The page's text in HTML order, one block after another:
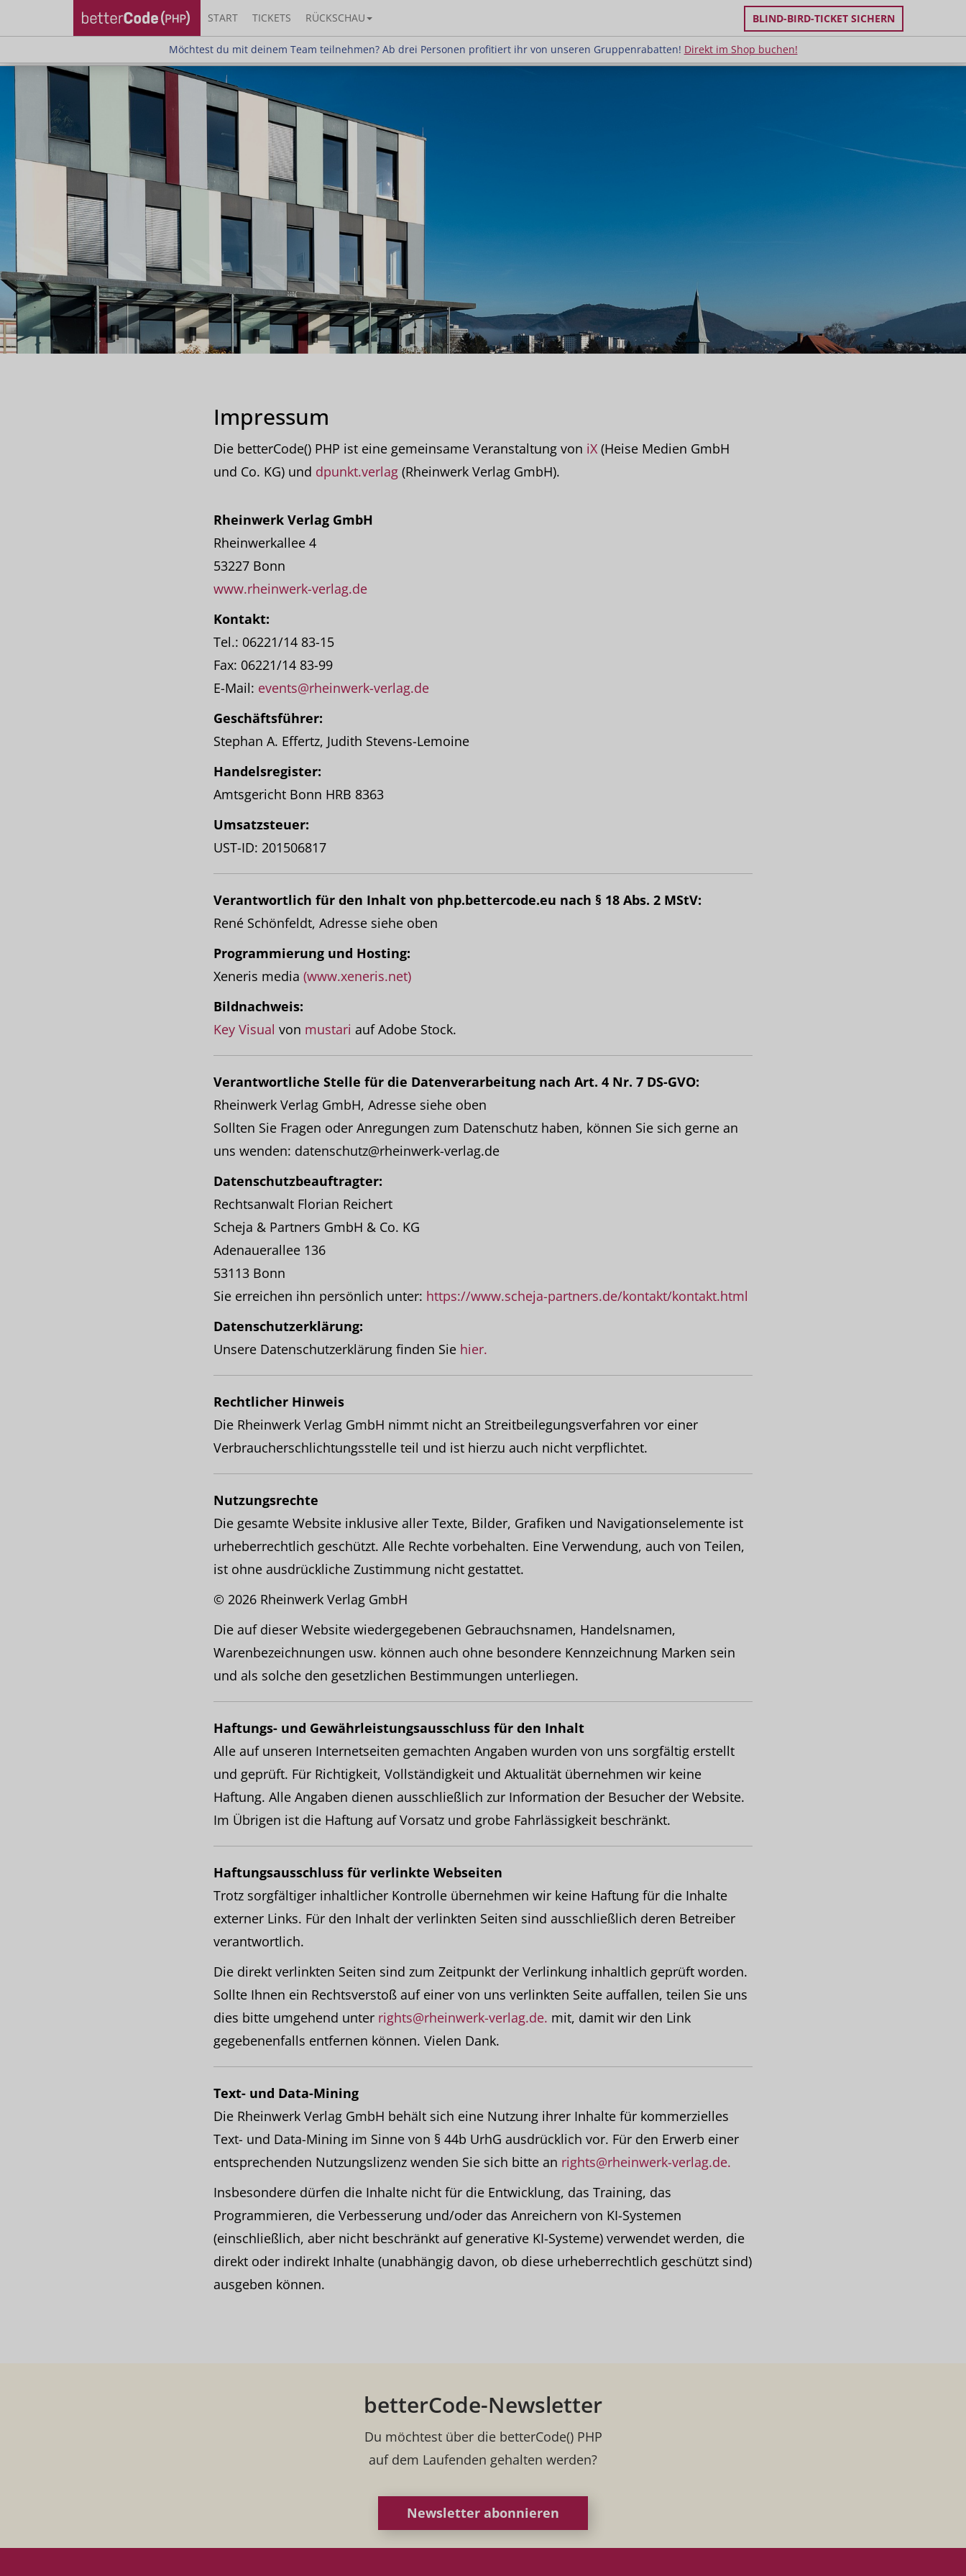
START TICKETS RÜCKSCHAU BLIND-BIRD-TICKET SICHERN
Möchtest du mit deinem Team teilnehmen? Ab drei Personen profitiert ihr von unseren Gruppenrabatten! Direkt im Shop buchen!
Möchtest du mit deinem Team teilnehmen? Ab drei Personen profitiert ihr von unseren Gruppenrabatten!Direkt im Shop buchen!
Impressum
Die betterCode() PHP ist eine gemeinsame Veranstaltung von iX (Heise Medien GmbH
und Co. KG) und dpunkt.verlag (Rheinwerk Verlag GmbH).
Rheinwerk Verlag GmbH
Rheinwerkallee 4
53227 Bonn
www.rheinwerk-verlag.de
Kontakt:
Tel.: 06221/14 83-15
Fax: 06221/14 83-99
E-Mail: events@rheinwerk-verlag.de
Geschäftsführer:
Stephan A. Effertz, Judith Stevens-Lemoine
Handelsregister:
Amtsgericht Bonn HRB 8363
Umsatzsteuer:
UST-ID: 201506817
Verantwortlich für den Inhalt von php.bettercode.eu nach § 18 Abs. 2 MStV:
René Schönfeldt, Adresse siehe oben
Programmierung und Hosting:
Xeneris media (www.xeneris.net)
Bildnachweis:
Key Visual von mustari auf Adobe Stock.
Verantwortliche Stelle für die Datenverarbeitung nach Art. 4 Nr. 7 DS-GVO:
Rheinwerk Verlag GmbH, Adresse siehe oben
Sollten Sie Fragen oder Anregungen zum Datenschutz haben, können Sie sich gerne an
uns wenden: datenschutz@rheinwerk-verlag.de
Datenschutzbeauftragter:
Rechtsanwalt Florian Reichert
Scheja & Partners GmbH & Co. KG
Adenauerallee 136
53113 Bonn
Sie erreichen ihn persönlich unter: https://www.scheja-partners.de/kontakt/kontakt.html
Datenschutzerklärung:
Unsere Datenschutzerklärung finden Sie hier.
Rechtlicher Hinweis
Die Rheinwerk Verlag GmbH nimmt nicht an Streitbeilegungsverfahren vor einer
Verbraucherschlichtungsstelle teil und ist hierzu auch nicht verpflichtet.
Nutzungsrechte
Die gesamte Website inklusive aller Texte, Bilder, Grafiken und Navigationselemente ist
urheberrechtlich geschützt. Alle Rechte vorbehalten. Eine Verwendung, auch von Teilen,
ist ohne ausdrückliche Zustimmung nicht gestattet.
© 2026 Rheinwerk Verlag GmbH
Die auf dieser Website wiedergegebenen Gebrauchsnamen, Handelsnamen,
Warenbezeichnungen usw. können auch ohne besondere Kennzeichnung Marken sein
und als solche den gesetzlichen Bestimmungen unterliegen.
Haftungs- und Gewährleistungsausschluss für den Inhalt
Alle auf unseren Internetseiten gemachten Angaben wurden von uns sorgfältig erstellt
und geprüft. Für Richtigkeit, Vollständigkeit und Aktualität übernehmen wir keine
Haftung. Alle Angaben dienen ausschließlich zur Information der Besucher der Website.
Im Übrigen ist die Haftung auf Vorsatz und grobe Fahrlässigkeit beschränkt.
Haftungsausschluss für verlinkte Webseiten
Trotz sorgfältiger inhaltlicher Kontrolle übernehmen wir keine Haftung für die Inhalte
externer Links. Für den Inhalt der verlinkten Seiten sind ausschließlich deren Betreiber
verantwortlich.
Die direkt verlinkten Seiten sind zum Zeitpunkt der Verlinkung inhaltlich geprüft worden.
Sollte Ihnen ein Rechtsverstoß auf einer von uns verlinkten Seite auffallen, teilen Sie uns
dies bitte umgehend unter rights@rheinwerk-verlag.de. mit, damit wir den Link
gegebenenfalls entfernen können. Vielen Dank.
Text- und Data-Mining
Die Rheinwerk Verlag GmbH behält sich eine Nutzung ihrer Inhalte für kommerzielles
Text- und Data-Mining im Sinne von § 44b UrhG ausdrücklich vor. Für den Erwerb einer
entsprechenden Nutzungslizenz wenden Sie sich bitte an rights@rheinwerk-verlag.de.
Insbesondere dürfen die Inhalte nicht für die Entwicklung, das Training, das
Programmieren, die Verbesserung und/oder das Anreichern von KI-Systemen
(einschließlich, aber nicht beschränkt auf generative KI-Systeme) verwendet werden, die
direkt oder indirekt Inhalte (unabhängig davon, ob diese urheberrechtlich geschützt sind)
ausgeben können.
betterCode-Newsletter
Du möchtest über die betterCode() PHP
auf dem Laufenden gehalten werden?
Newsletter abonnieren